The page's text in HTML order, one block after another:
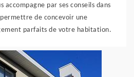
accompagne par ses conseils dans
de concevoir une
parfaits de votre habitation.